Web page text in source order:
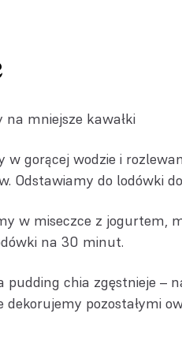
na mniejsze kawałki
w gorącej wodzie i
Odstawiamy do lodówki
w miseczce z jogurtem,
na 30 minut.
pudding chia zgęstnieje –
pozostałymi